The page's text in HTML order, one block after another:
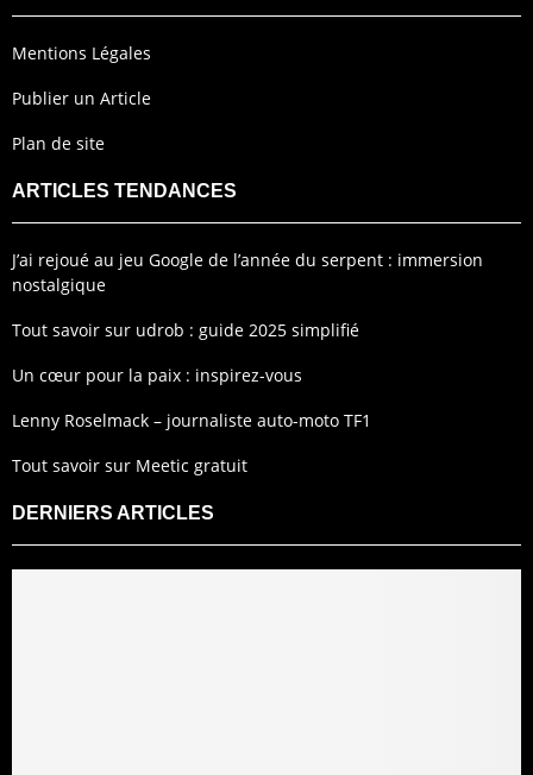
Mentions Légales
Publier un Article
Plan de site
ARTICLES TENDANCES
J’ai rejoué au jeu Google de l’année du serpent : immersion
nostalgique
Tout savoir sur udrob : guide 2025 simplifié
Un cœur pour la paix : inspirez-vous
Lenny Roselmack – journaliste auto-moto TF1
Tout savoir sur Meetic gratuit
DERNIERS ARTICLES